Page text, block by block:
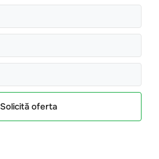
Solicită oferta